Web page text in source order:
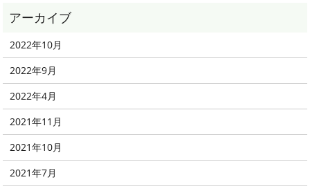
2022年10月
2022年9月
2022年4月
2021年11月
2021年10月
2021年7月